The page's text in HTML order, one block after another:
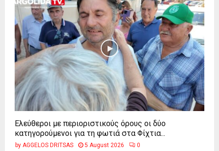
Ελεύθεροι με περιοριστικούς όρους οι δύο
κατηγορούμενοι για τη φωτιά στα Φίχτια...
by AGGELOS DRITSAS 5 August 2026 0